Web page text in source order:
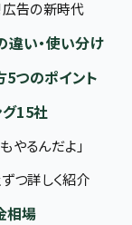
告の新時代
い・使い分け
つのポイント
15社
やるんだよ」
つ詳しく紹介
相場